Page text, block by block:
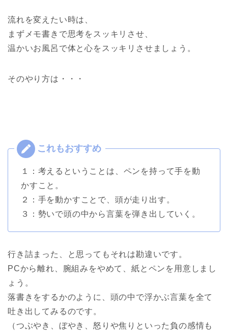
流れを変えたい時は、
まずメモ書きで思考をスッキリさせ、
温かいお風呂で体と心をスッキリさせましょう。
そのやり方は・・・
１：考えるということは、ペンを持って手を動
かすこと。
２：手を動かすことで、頭が走り出す。
３：勢いで頭の中から言葉を弾き出していく。
行き詰まった、と思ってもそれは勘違いです。
PCから離れ、腕組みをやめて、紙とペンを用意しまし
ょう。
落書きをするかのように、頭の中で浮かぶ言葉を全て
吐き出してみるのです。
（つぶやき、ぼやき、怒りや焦りといった負の感情も